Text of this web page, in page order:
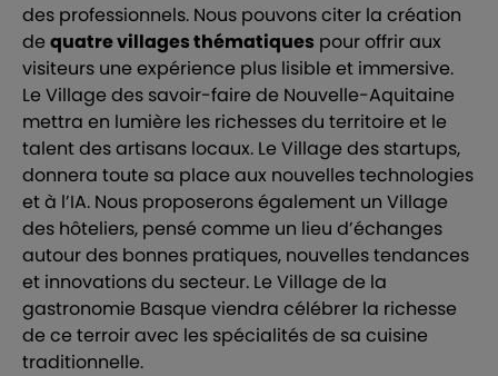
des professionnels. Nous pouvons citer la création
dequatre villages thématiques pour offrir aux
visiteurs une expérience plus lisible et immersive.
Le Village des savoir-faire de Nouvelle-Aquitaine
mettra en lumière les richesses du territoire et le
talent des artisans locaux. Le Village des startups,
donnera toute sa place aux nouvelles technologies
et à l’IA. Nous proposerons également un Village
des hôteliers, pensé comme un lieu d’échanges
autour des bonnes pratiques, nouvelles tendances
et innovations du secteur. Le Village de la
gastronomie Basque viendra célébrer la richesse
de ce terroir avec les spécialités de sa cuisine
traditionnelle.